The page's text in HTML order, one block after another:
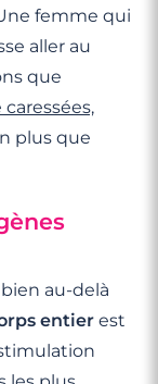
femme qui
aller au
que
plus que
au-delà
entier est